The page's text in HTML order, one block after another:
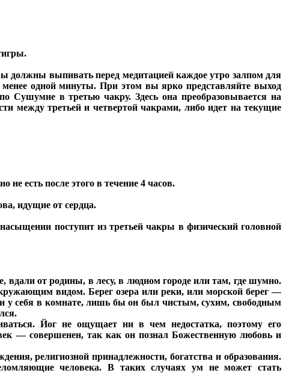
должны выпивать перед медитацией каждое утро залпом для
одной минуты. При этом вы ярко представляйте выход
Сушумне в третью чакру. Здесь она преобразовывается на
между третьей и четвертой чакрами, либо идет на текущие
есть после этого в течение 4 часов.
идущие от сердца.
поступит из третьей чакры в физический головной
вдали от родины, в лесу, в людном городе или там, где шумно.
видом. Берег озера или реки, или морской берег —
у себя в комнате, лишь бы он был чистым, сухим, свободным
Йог не ощущает ни в чем недостатка, поэтому его
— совершенен, так как он познал Божественную любовь и
религиозной принадлежности, богатства и образования.
человека. В таких случаях ум не может стать